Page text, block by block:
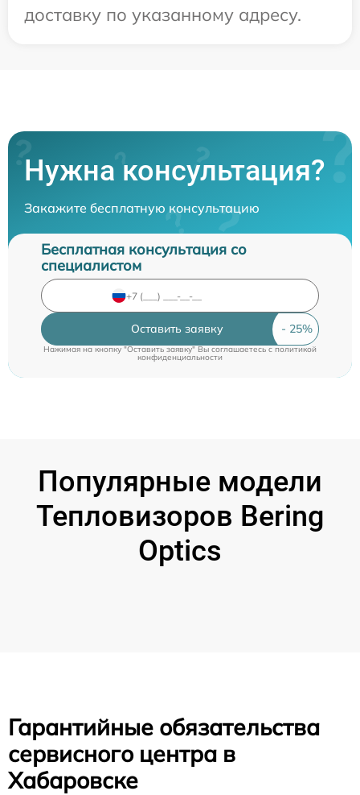
доставку по указанному адресу.
Нужна консультация?
Закажите бесплатную консультацию
Бесплатная консультация со
специалистом
Оставить заявку
Нажимая на кнопку "Оставить заявку" Вы соглашаетесь cполитикой
конфиденциальности
Популярные модели
Тепловизоров Bering
Optics
Гарантийные обязательства
сервисного центра в
Хабаровске